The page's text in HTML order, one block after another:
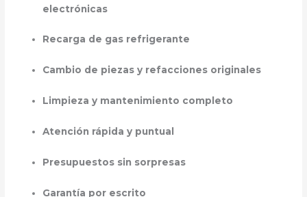
electrónicas
Recarga de gas refrigerante
Cambio de piezas y refacciones originales
Limpieza y mantenimiento completo
Atención rápida y puntual
Presupuestos sin sorpresas
Garantía por escrito